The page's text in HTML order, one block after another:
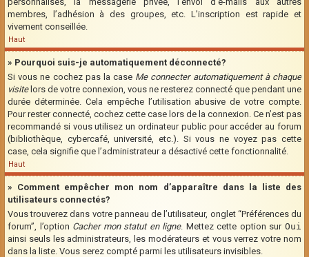
membres, l’adhésion à des groupes, etc. L’inscription est rapide et
vivement conseillée.
Haut
» Pourquoi suis-je automatiquement déconnecté?
Si vous ne cochez pas la case Me connecter automatiquement à chaque
visitelors de votre connexion, vous ne resterez connecté que pendant une
durée déterminée. Cela empêche l’utilisation abusive de votre compte.
Pour rester connecté, cochez cette case lors de la connexion. Ce n’est pas
recommandé si vous utilisez un ordinateur public pour accéder au forum
(bibliothèque, cybercafé, université, etc.). Si vous ne voyez pas cette
case, cela signifie que l’administrateur a désactivé cette fonctionnalité.
Haut
» Comment empêcher mon nom d’apparaître dans la liste des
utilisateurs connectés?
Vous trouverez dans votre panneau de l’utilisateur, onglet “Préférences du
forum”, l’option Cacher mon statut en ligne. Mettez cette option surOui
ainsi seuls les administrateurs, les modérateurs et vous verrez votre nom
dans la liste. Vous serez compté parmi les utilisateurs invisibles.